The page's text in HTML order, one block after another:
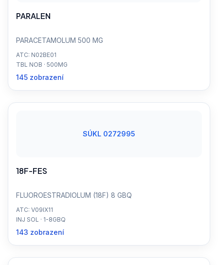
PARALEN
PARACETAMOLUM 500 MG
ATC: N02BE01
TBL NOB · 500MG
145 zobrazení
SÚKL 0272995
18F-FES
FLUOROESTRADIOLUM (18F) 8 GBQ
ATC: V09IX11
INJ SOL · 1-8GBQ
143 zobrazení